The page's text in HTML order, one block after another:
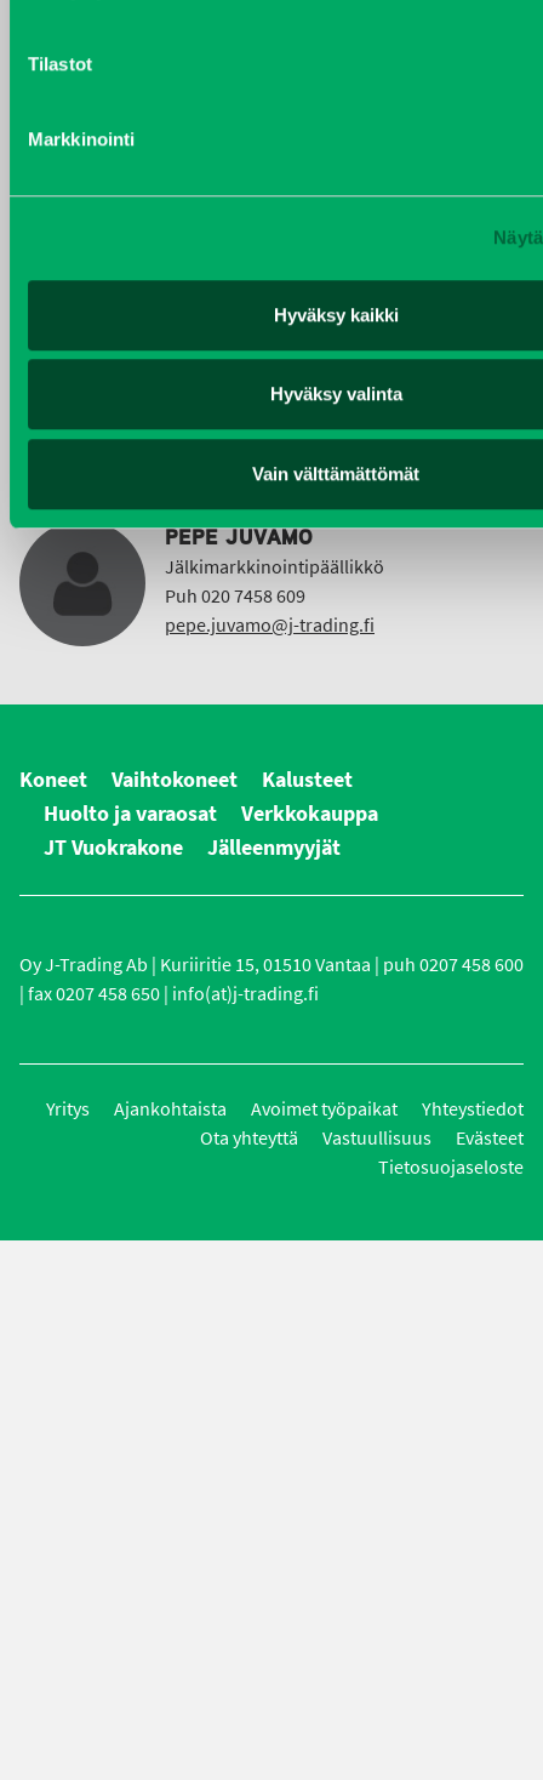
Tilastot
Markkinointi
Hyväksy kaikki
Hyväksy valinta
Vain välttämättömät
christer.lonnberg@j-trading.fi
KIMMO NUUTINEN
Taajama- ja viheralueiden hoitokoneet ja
Vuokrakoneet
Puh 040 4814 189
etunimi.sukunimi@j-trading.fi
PEPE JUVAMO
Jälkimarkkinointipäällikkö
Puh 020 7458 609
pepe.juvamo@j-trading.fi
Koneet Vaihtokoneet
Kalusteet
Huolto ja varaosat
Verkkokauppa
JT Vuokrakone
Jälleenmyyjät
Oy J-Trading Ab | Kuriiritie 15, 01510 Vantaa | puh 0207 458 600
| fax 0207 458 650 | info(at)j-trading.fi
Yritys Ajankohtaista Avoimet työpaikat
Yhteystiedot
Ota yhteyttä
Vastuullisuus
Evästeet
Tietosuojaseloste